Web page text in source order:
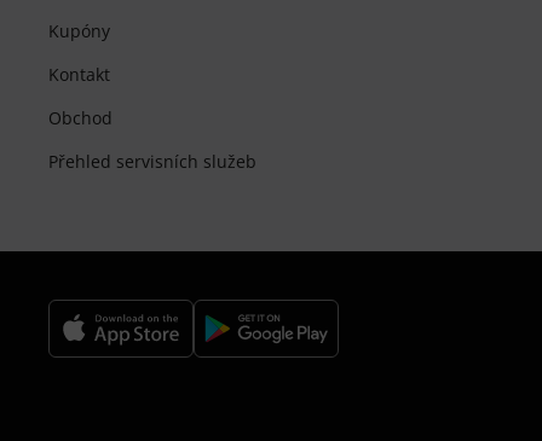
Kupóny
Kontakt
Obchod
Přehled servisních služeb